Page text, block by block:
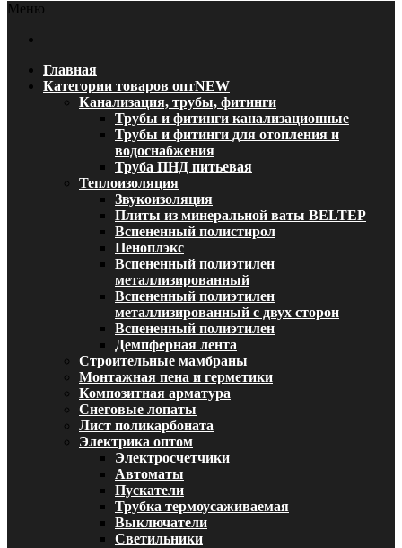
Меню
Главная
Категории товаров оптNEW
Канализация, трубы, фитинги
Трубы и фитинги канализационные
Трубы и фитинги для отопления и
водоснабжения
Труба ПНД питьевая
Теплоизоляция
Звукоизоляция
Плиты из минеральной ваты BELTEP
Вспененный полистирол
Пеноплэкс
Вспененный полиэтилен
металлизированный
Вспененный полиэтилен
металлизированный с двух сторон
Вспененный полиэтилен
Демпферная лента
Строительные мамбраны
Монтажная пена и герметики
Композитная арматура
Снеговые лопаты
Лист поликарбоната
Электрика оптом
Электросчетчики
Автоматы
Пускатели
Трубка термоусаживаемая
Выключатели
Светильники